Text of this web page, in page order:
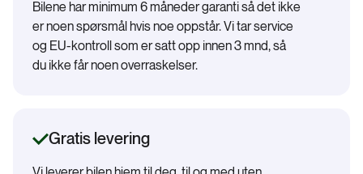
Bilene har minimum 6 måneder garanti så det ikke
er noen spørsmål hvis noe oppstår. Vi tar service
og EU-kontroll som er satt opp innen 3 mnd, så
du ikke får noen overraskelser.
Gratis levering